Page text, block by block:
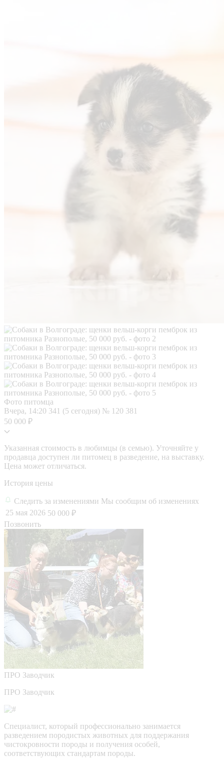
Фото питомца
Вчера, 14:20 341 (5 сегодня) № 120 381
50 000 ₽
Указанная стоимость в любимцы (в семью). Уточняйте у
продавца доступен ли питомец в разведение, на выставку.
Цена может отличаться.
История цены
Следить за изменениями Мы сообщим об изменениях
25 мая 2026 50 000 ₽
Позвонить
ПРО Заводчик
ПРО Заводчик
Специалист, который профессионально занимается
разведением породистых животных для поддержания
чистокровности породы и получения особей,
соответствующих стандартам породы.